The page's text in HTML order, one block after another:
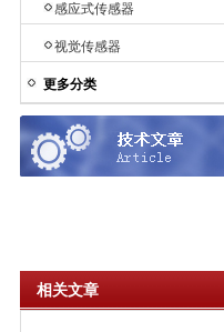
感应式传感器
视觉传感器
更多分类
相关文章